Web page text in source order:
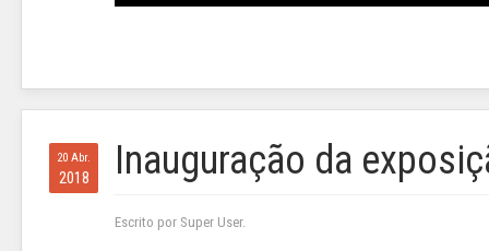
20 Abr.
2018 Inauguração da
Escrito por Super User.